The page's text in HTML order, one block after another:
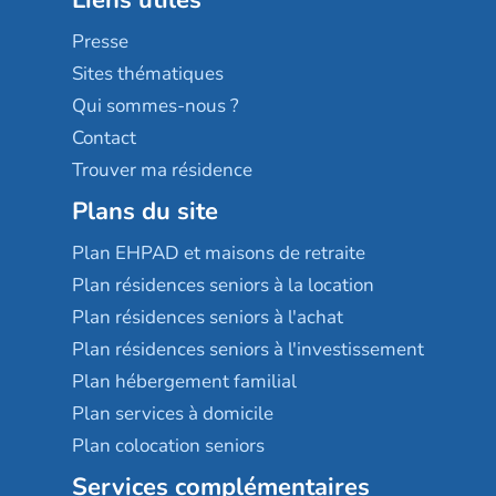
Sérénys
Résidences services Villa Médicis
Presse
Sites thématiques
Qui sommes-nous ?
Contact
Trouver ma résidence
Plans du site
Plan EHPAD et maisons de retraite
Plan résidences seniors à la location
Plan résidences seniors à l'achat
Plan résidences seniors à l'investissement
Plan hébergement familial
Plan services à domicile
Plan colocation seniors
Services complémentaires